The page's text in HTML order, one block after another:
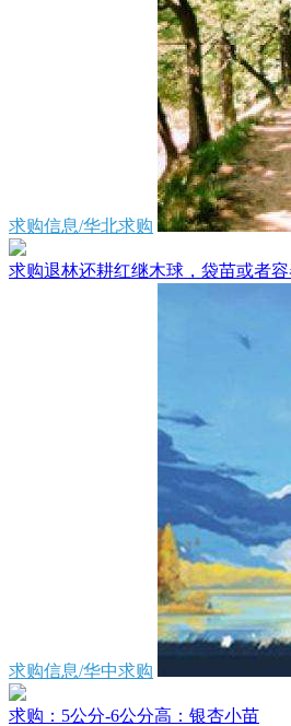
求购信息/华北求购
求购退林还耕红继木球，袋苗或者
求购信息/华中求购
求购：5公分-6公分高：银杏小苗